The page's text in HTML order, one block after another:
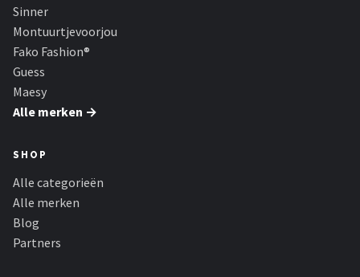
Sinner
Montuurtjevoorjou
Fako Fashion®
Guess
Maesy
Alle merken →
SHOP
Alle categorieën
Alle merken
Blog
Partners